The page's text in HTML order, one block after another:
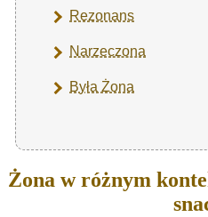
Rezonans
Narzeczona
Była Żona
Żona w różnym